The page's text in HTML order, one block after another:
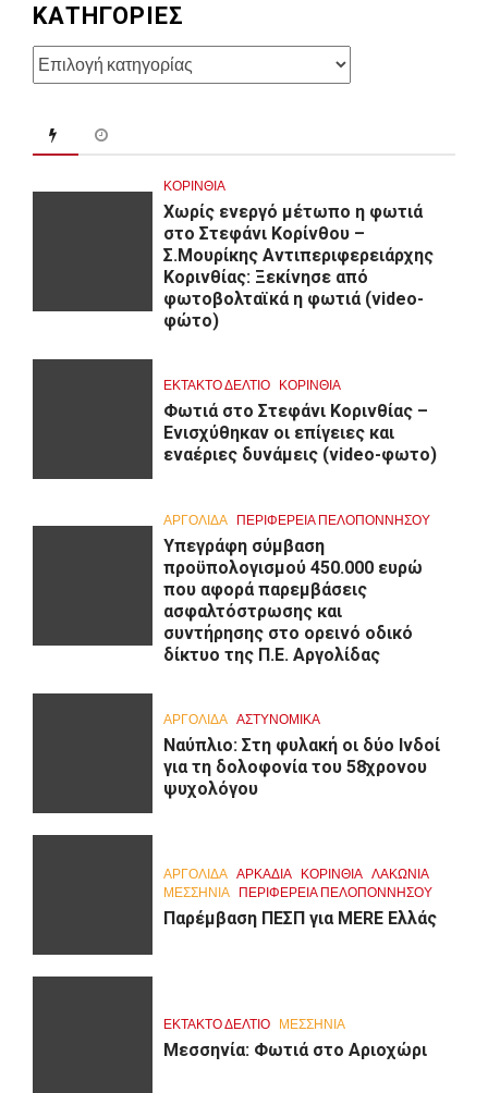
KΑΤΗΓΟΡΊΕΣ
Kατηγορίες
ΚΟΡΙΝΘΊΑ
Χωρίς ενεργό μέτωπο η φωτιά
στο Στεφάνι Κορίνθου –
Σ.Μουρίκης Αντιπεριφερειάρχης
Κορινθίας: Ξεκίνησε από
φωτοβολταϊκά η φωτιά (video-
φώτο)
ΕΚΤΑΚΤΟ ΔΕΛΤΙΟ ΚΟΡΙΝΘΊΑ
Φωτιά στο Στεφάνι Κορινθίας –
Ενισχύθηκαν οι επίγειες και
εναέριες δυνάμεις (video-φωτο)
ΑΡΓΟΛΙΔΑ ΠΕΡΙΦΈΡΕΙΑ ΠΕΛΟΠΟΝΝΉΣΟΥ
Υπεγράφη σύμβαση
προϋπολογισμού 450.000 ευρώ
που αφορά παρεμβάσεις
ασφαλτόστρωσης και
συντήρησης στο ορεινό οδικό
δίκτυο της Π.Ε. Αργολίδας
ΑΡΓΟΛΙΔΑ ΑΣΤΥΝΟΜΙΚΑ
Ναύπλιο: Στη φυλακή οι δύο Ινδοί
για τη δολοφονία του 58χρονου
ψυχολόγου
ΑΡΓΟΛΙΔΑ ΑΡΚΑΔΊΑ ΚΟΡΙΝΘΊΑ ΛΑΚΩΝΙΑ
ΜΕΣΣΗΝΙΑ ΠΕΡΙΦΈΡΕΙΑ ΠΕΛΟΠΟΝΝΉΣΟΥ
Παρέμβαση ΠΕΣΠ για MERE Ελλάς
ΕΚΤΑΚΤΟ ΔΕΛΤΙΟ ΜΕΣΣΗΝΙΑ
Μεσσηνία: Φωτιά στο Αριοχώρι